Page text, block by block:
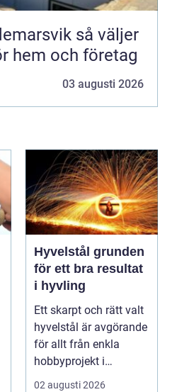
så väljer
hem och företag
03 augusti 2026
Hyvelstål grunden
för ett bra resultat
i hyvling
Ett skarpt och rätt valt
hyvelstål är avgörande
för allt från enkla
hobbyprojekt i
verkstaden till k...
02 augusti 2026